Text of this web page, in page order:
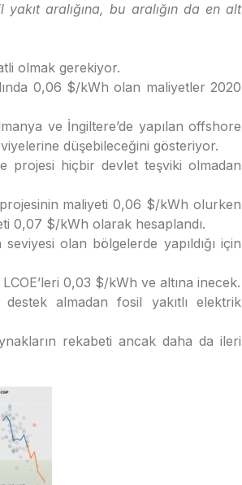
aralığına, bu aralığın da en alt
olmak gerekiyor.
0,06 $/kWh olan maliyetler 2020
ve İngiltere’de yapılan offshore
düşebileceğini gösteriyor.
projesi hiçbir devlet teşviki olmadan
maliyeti 0,06 $/kWh olurken
0,07 $/kWh olarak hesaplandı.
olan bölgelerde yapıldığı için
0,03 $/kWh ve altına inecek.
almadan fosil yakıtlı elektrik
rekabeti ancak daha da ileri